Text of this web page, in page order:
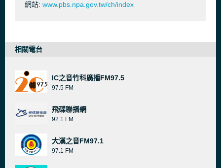
網站: www.pbs.npa.gov.tw/ch/index
相關電台
IC之音竹科廣播FM97.5
97.5 FM
飛碟聯播網
92.1 FM
大漢之音FM97.1
97.1 FM